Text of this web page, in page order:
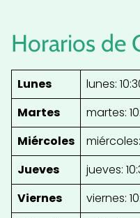
Horarios de
Lunes
lunes:
Martes
martes:
Miércoles
miércoles:
Jueves
jueves:
Viernes
viernes: